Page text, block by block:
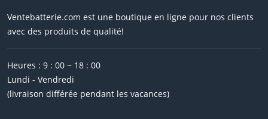
Ventebatterie.com est une boutique en ligne pour nos clients
avec des produits de qualité!
Heures : 9 : 00 ~ 18 : 00
Lundi - Vendredi
(livraison différée pendant les vacances)